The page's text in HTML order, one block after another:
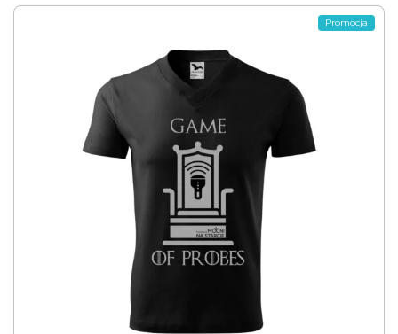
Promocja